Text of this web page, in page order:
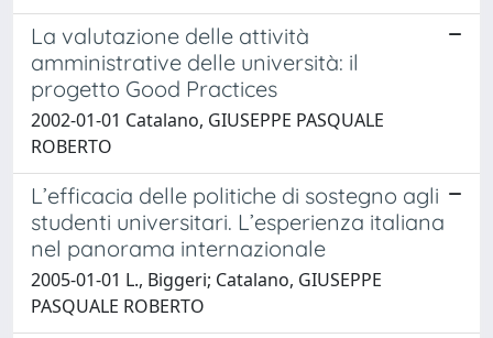
La valutazione delle attività
amministrative delle università: il
progetto Good Practices
2002-01-01 Catalano, GIUSEPPE PASQUALE
ROBERTO
L’efficacia delle politiche di sostegno agli
studenti universitari. L’esperienza italiana
nel panorama internazionale
2005-01-01 L., Biggeri; Catalano, GIUSEPPE
PASQUALE ROBERTO